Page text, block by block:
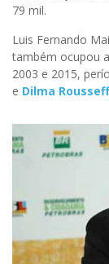
79 mil.
Luis Fernando
também ocupou
2003 e 2015,
e Dilma Rousseff